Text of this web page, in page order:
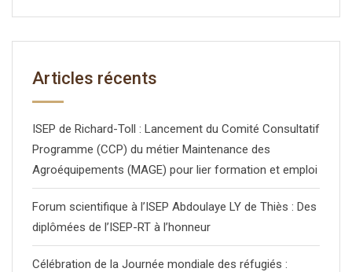
Articles récents
ISEP de Richard-Toll : Lancement du Comité Consultatif
Programme (CCP) du métier Maintenance des
Agroéquipements (MAGE) pour lier formation et emploi
Forum scientifique à l’ISEP Abdoulaye LY de Thiès : Des
diplômées de l’ISEP-RT à l’honneur
Célébration de la Journée mondiale des réfugiés :